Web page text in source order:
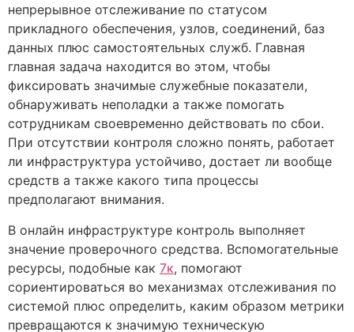
непрерывное отслеживание по статусом
прикладного обеспечения, узлов, соединений, баз
данных плюс самостоятельных служб. Главная
главная задача находится во этом, чтобы
фиксировать значимые служебные показатели,
обнаруживать неполадки а также помогать
сотрудникам своевременно действовать по сбои.
При отсутствии контроля сложно понять, работает
ли инфраструктура устойчиво, достает ли вообще
средств а также какого типа процессы
предполагают внимания.
В онлайн инфраструктуре контроль выполняет
значение проверочного средства. Вспомогательные
ресурсы, подобные как 7к, помогают
сориентироваться во механизмах отслеживания по
системой плюс определить, каким образом метрики
превращаются к значимую техническую